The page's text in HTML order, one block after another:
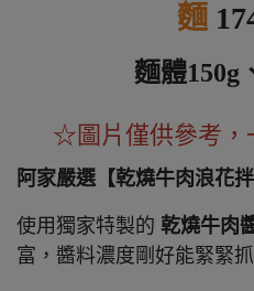
麵
麵體150g
☆圖片僅供參考，
阿家嚴選【乾燒牛肉浪花拌
使用獨家特製的 乾燒牛肉
富，醬料濃度剛好能緊緊